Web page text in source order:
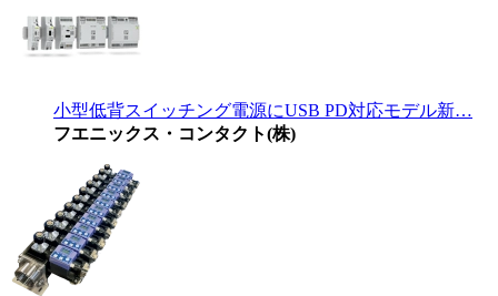
小型低背スイッチング電源にUSB PD対応モデル新…
フエニックス・コンタクト(株)